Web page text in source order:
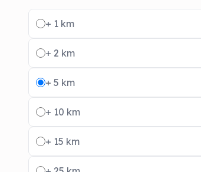
Radio buttons
+ 1 km
+ 2 km
+ 5 km
+ 10 km
+ 15 km